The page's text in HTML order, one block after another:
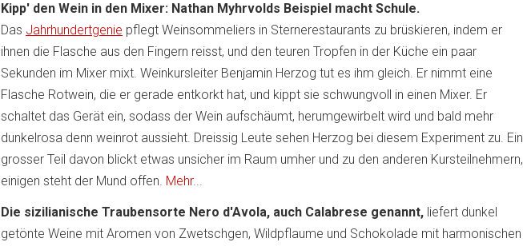
Kipp' den Wein in den Mixer: Nathan Myhrvolds Beispiel macht Schule.
Das Jahrhundertgenie pflegt Weinsommeliers in Sternerestaurants zu brüskieren, indem er
ihnen die Flasche aus den Fingern reisst, und den teuren Tropfen in der Küche ein paar
Sekunden im Mixer mixt. Weinkursleiter Benjamin Herzog tut es ihm gleich. Er nimmt eine
Flasche Rotwein, die er gerade entkorkt hat, und kippt sie schwungvoll in einen Mixer. Er
schaltet das Gerät ein, sodass der Wein aufschäumt, herumgewirbelt wird und bald mehr
dunkelrosa denn weinrot aussieht. Dreissig Leute sehen Herzog bei diesem Experiment zu. Ein
grosser Teil davon blickt etwas unsicher im Raum umher und zu den anderen Kursteilnehmern,
einigen steht der Mund offen. Mehr...
Die sizilianische Traubensorte Nero d'Avola, auch Calabrese genannt, liefert dunkel
getönte Weine mit Aromen von Zwetschgen, Wildpflaume und Schokolade mit harmonischen